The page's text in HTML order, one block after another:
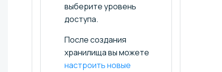
выберите уровень
доступа.
После создания
хранилища вы можете
настроить новые